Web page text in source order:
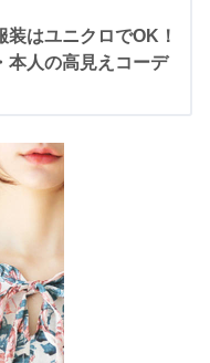
装はユニクロでOK！
本人の高見えコーデ